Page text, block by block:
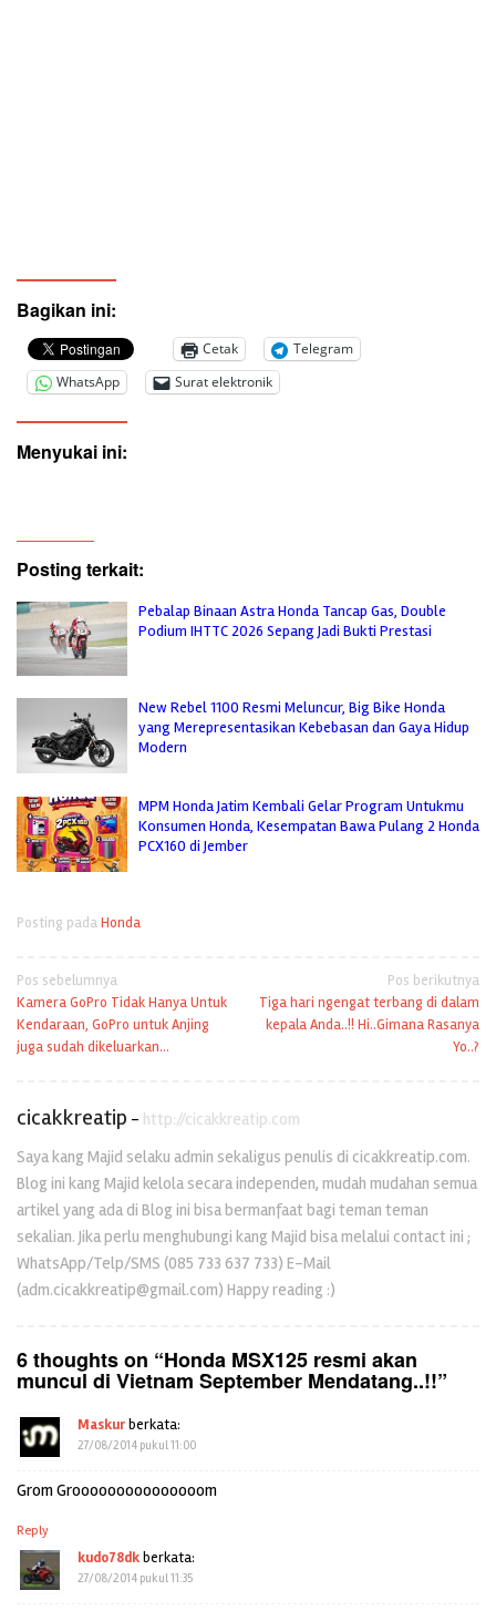
Bagikan ini:
Cetak
Telegram
WhatsApp
Surat elektronik
Menyukai ini:
Posting terkait:
Pebalap Binaan Astra Honda Tancap Gas, Double
Podium IHTTC 2026 Sepang Jadi Bukti Prestasi
New Rebel 1100 Resmi Meluncur, Big Bike Honda
yang Merepresentasikan Kebebasan dan Gaya Hidup
Modern
MPM Honda Jatim Kembali Gelar Program Untukmu
Konsumen Honda, Kesempatan Bawa Pulang 2 Honda
PCX160 di Jember
Posting padaHonda
Navigasi
pos
Pos sebelumnya
Kamera GoPro Tidak Hanya Untuk
Kendaraan, GoPro untuk Anjing
juga sudah dikeluarkan…
Pos berikutnya
Tiga hari ngengat terbang di dalam
kepala Anda..!! Hi..Gimana Rasanya
Yo..?
cicakkreatip - http://cicakkreatip.com
Saya kang Majid selaku admin sekaligus penulis di cicakkreatip.com.
Blog ini kang Majid kelola secara independen, mudah mudahan semua
artikel yang ada di Blog ini bisa bermanfaat bagi teman teman
sekalian. Jika perlu menghubungi kang Majid bisa melalui contact ini ;
WhatsApp/Telp/SMS (085 733 637 733) E-Mail
(adm.cicakkreatip@gmail.com) Happy reading :)
6 thoughts on “Honda MSX125 resmi akan
muncul di Vietnam September Mendatang..!!”
Maskurberkata:
27/08/2014 pukul 11:00
Grom Grooooooooooooooom
Reply
kudo78dkberkata:
27/08/2014 pukul 11:35